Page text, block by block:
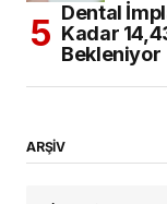
Dental
Kadar
Bekleniyor
ARŞİV